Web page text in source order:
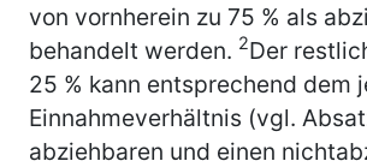
von vornherein zu 75 % als
behandelt werden. 2Der
25 % kann entsprechend dem
Einnahmeverhältnis (vgl.
abziehbaren und einen